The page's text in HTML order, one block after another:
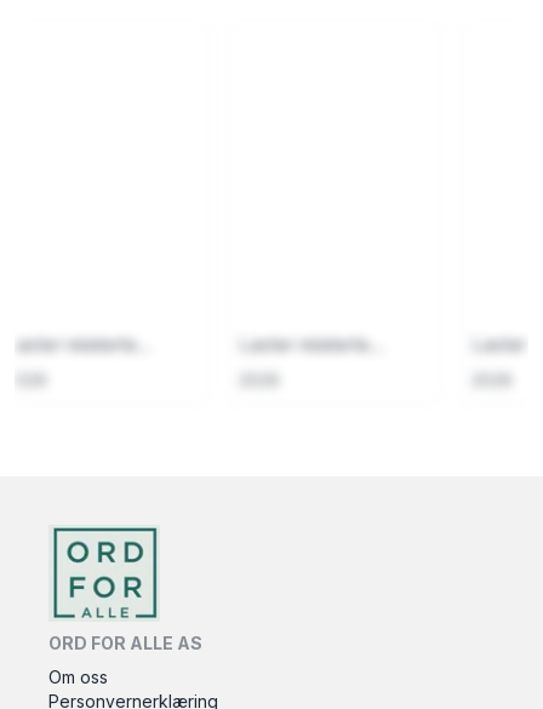
Laster relaterte... Laster relaterte... Laster
ORD FOR ALLE AS
Om oss
Personvernerklæring